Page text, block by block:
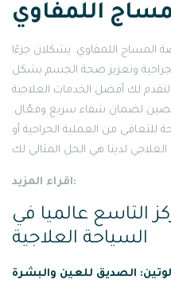
اللمفاوي
المساج اللمفاوي. يشكلان جزءًا
وتعزيز صحة الجسم بشكل
لك أفضل الخدمات العلاجية
لضمان شفاء سريع وفعّال.
من العملية الجراحية أو
اقراء المزيد:
التاسع عالميا في
السياحة العلاجية